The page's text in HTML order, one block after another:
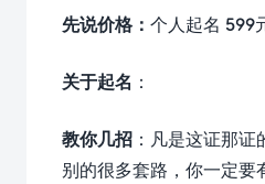
先说价格： 个人起名 599
关于起名 ：
教你几招 ：凡是这证那
别的很多套路，你一定要